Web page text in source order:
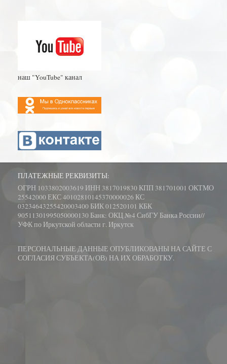
наш "YouTube" канал
ПЛАТЕЖНЫЕ РЕКВИЗИТЫ:
ОГРН 1033802003619 ИНН 3817019830 КПП 381701001 ОКТМО
25542000 ЕКС 40102810145370000026 КС
03234643255420003400 БИК 012520101 КБК
90511301995050000130 Банк: ОКЦ №4 СибГУ Банка России//
УФК по Иркутской области г. Иркутск
ПЕРСОНАЛЬНЫЕ ДАННЫЕ ОПУБЛИКОВАНЫ НА САЙТЕ С
СОГЛАСИЯ СУБЪЕКТА(ОВ) НА ИХ ОБРАБОТКУ.